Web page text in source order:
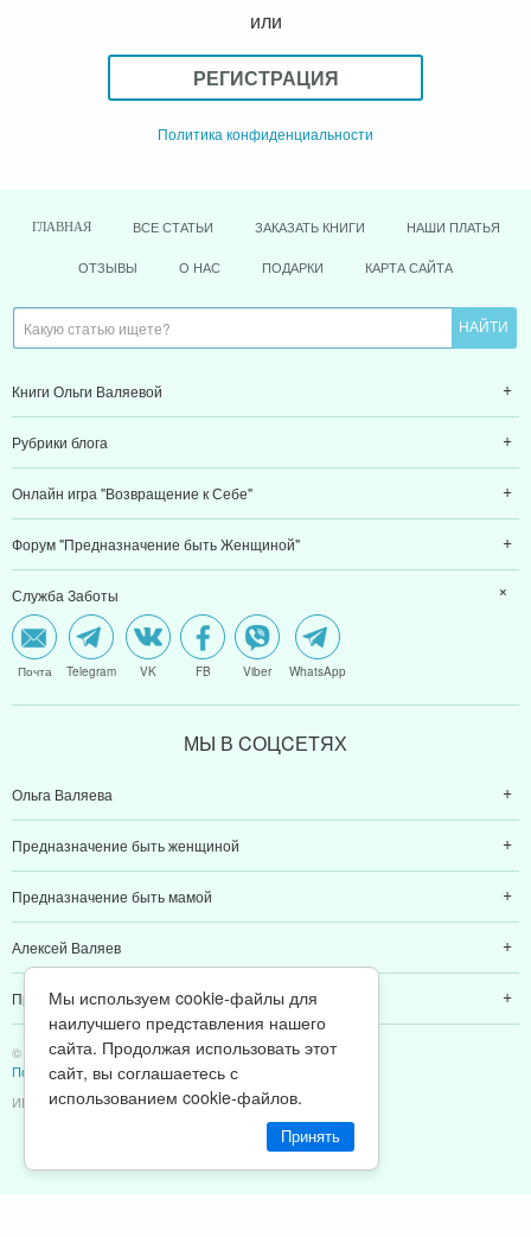
или
РЕГИСТРАЦИЯ
Политика конфиденциальности
ГЛАВНАЯ ВСЕ СТАТЬИ ЗАКАЗАТЬ КНИГИ НАШИ ПЛАТЬЯ
ОТЗЫВЫ О НАС ПОДАРКИ КАРТА САЙТА
Книги Ольги Валяевой
Рубрики блога
Онлайн игра "Возвращение к Себе"
Форум "Предназначение быть Женщиной"
Служба Заботы
Почта Telegram VK FB Viber WhatsApp
МЫ В CОЦCЕТЯХ
Ольга Валяева
Предназначение быть женщиной
Предназначение быть мамой
Алексей Валяев
Предназначение быть папой
© 2011-2026 Предназначение быть Женщиной
Политика конфиденциальности
ИП Валяев А. В. | ИНН 380111808709
Мы используем cookie-файлы для
наилучшего представления нашего
сайта. Продолжая использовать этот
сайт, вы соглашаетесь с
использованием cookie-файлов.
Принять